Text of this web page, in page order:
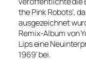
the Pink Robots‘,
ausgezeichnet
Remix-Album von
Lips eine
1969‘ bei.